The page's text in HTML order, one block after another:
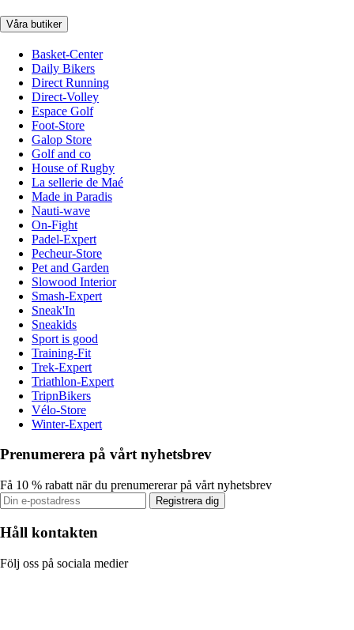
Våra butiker
Basket-Center
Daily Bikers
Direct Running
Direct-Volley
Espace Golf
Foot-Store
Galop Store
Golf and co
House of Rugby
La sellerie de Maé
Made in Paradis
Nauti-wave
On-Fight
Padel-Expert
Pecheur-Store
Pet and Garden
Slowood Interior
Smash-Expert
Sneak'In
Sneakids
Sport is good
Training-Fit
Trek-Expert
Triathlon-Expert
TripnBikers
Vélo-Store
Winter-Expert
Prenumerera på vårt nyhetsbrev
Få 10 % rabatt när du prenumererar på vårt nyhetsbrev
Registrera dig
Håll kontakten
Följ oss på sociala medier